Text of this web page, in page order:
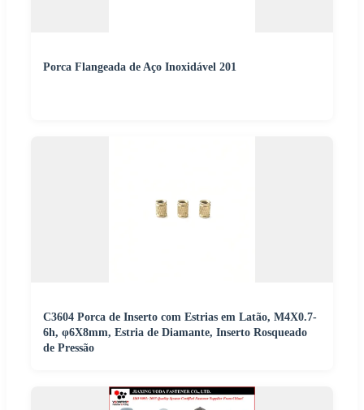
Porca Flangeada de Aço Inoxidável 201
C3604 Porca de Inserto com Estrias em Latão, M4X0.7-
6h, φ6X8mm, Estria de Diamante, Inserto Rosqueado
de Pressão